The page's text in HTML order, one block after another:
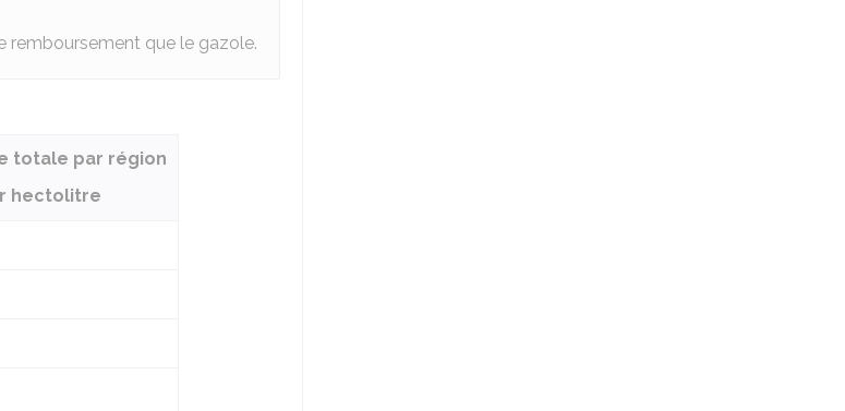
remboursement que le gazole.
totale par région
hectolitre